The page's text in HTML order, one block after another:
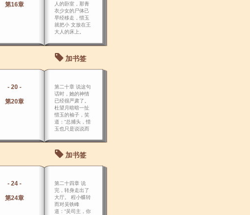
第16章
人的卧室，那青
衣少女的尸体己
早经移走，惜玉
就把小 文放在王
大人的床上。
加书签
- 20 -
第20章
第二十章 说这句
话时，她的神情
已经很严肃了。
杜望月暗暗一扯
惜玉的袖子，笑
道：“总捕头，惜
玉也只是说说而
这样做，对吧？
惜玉。
加书签
- 24 -
第24章
第二十四章 说
完，转身走出了
大厅。 程小蝶转
而对吴铁峰
道：“吴司主，你